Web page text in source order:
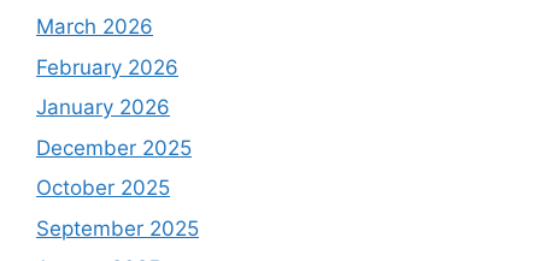
March 2026
February 2026
January 2026
December 2025
October 2025
September 2025